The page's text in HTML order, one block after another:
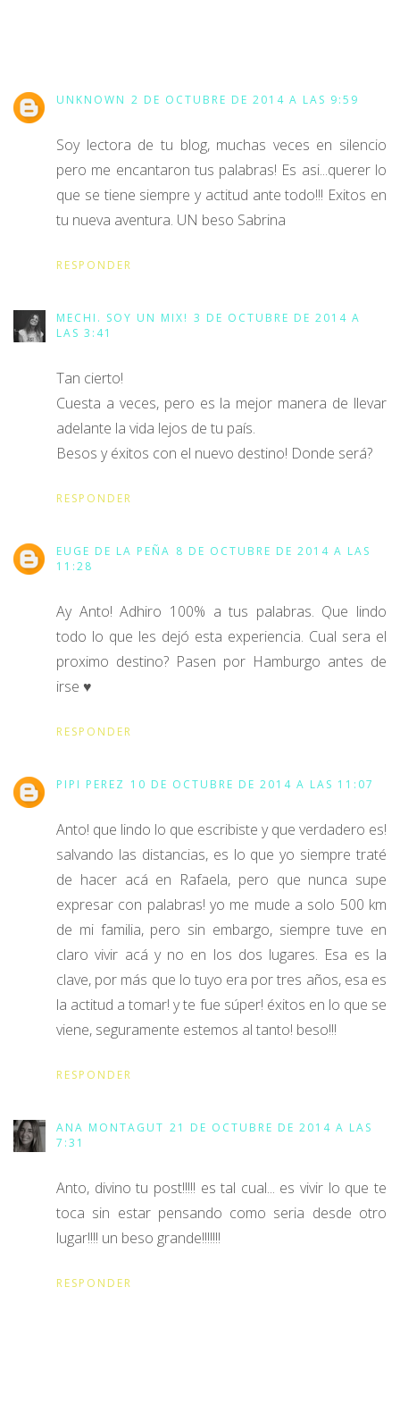
UNKNOWN 2 DE OCTUBRE DE 2014 A LAS 9:59
Soy lectora de tu blog, muchas veces en silencio
pero me encantaron tus palabras! Es asi...querer lo
que se tiene siempre y actitud ante todo!!! Exitos en
tu nueva aventura. UN beso Sabrina
RESPONDER
MECHI. SOY UN MIX! 3 DE OCTUBRE DE 2014 A
LAS 3:41
Tan cierto!
Cuesta a veces, pero es la mejor manera de llevar
adelante la vida lejos de tu país.
Besos y éxitos con el nuevo destino! Donde será?
RESPONDER
EUGE DE LA PEÑA 8 DE OCTUBRE DE 2014 A LAS
11:28
Ay Anto! Adhiro 100% a tus palabras. Que lindo
todo lo que les dejó esta experiencia. Cual sera el
proximo destino? Pasen por Hamburgo antes de
irse ♥
RESPONDER
PIPI PEREZ 10 DE OCTUBRE DE 2014 A LAS 11:07
Anto! que lindo lo que escribiste y que verdadero es!
salvando las distancias, es lo que yo siempre traté
de hacer acá en Rafaela, pero que nunca supe
expresar con palabras! yo me mude a solo 500 km
de mi familia, pero sin embargo, siempre tuve en
claro vivir acá y no en los dos lugares. Esa es la
clave, por más que lo tuyo era por tres años, esa es
la actitud a tomar! y te fue súper! éxitos en lo que se
viene, seguramente estemos al tanto! beso!!!
RESPONDER
ANA MONTAGUT 21 DE OCTUBRE DE 2014 A LAS
7:31
Anto, divino tu post!!!!! es tal cual... es vivir lo que te
toca sin estar pensando como seria desde otro
lugar!!!! un beso grande!!!!!!!
RESPONDER